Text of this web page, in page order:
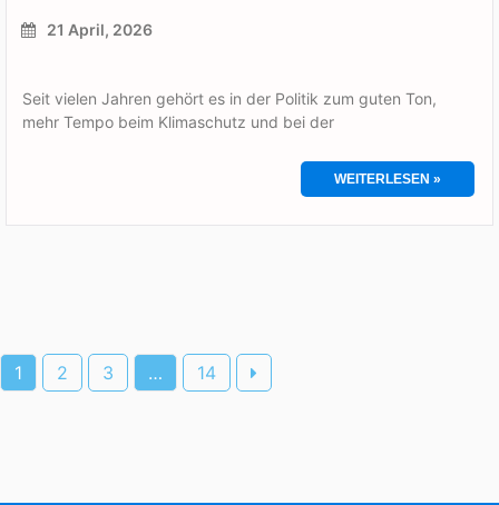
21 April, 2026
Seit vielen Jahren gehört es in der Politik zum guten Ton,
mehr Tempo beim Klimaschutz und bei der
WEITERLESEN »
1 2 3 … 14